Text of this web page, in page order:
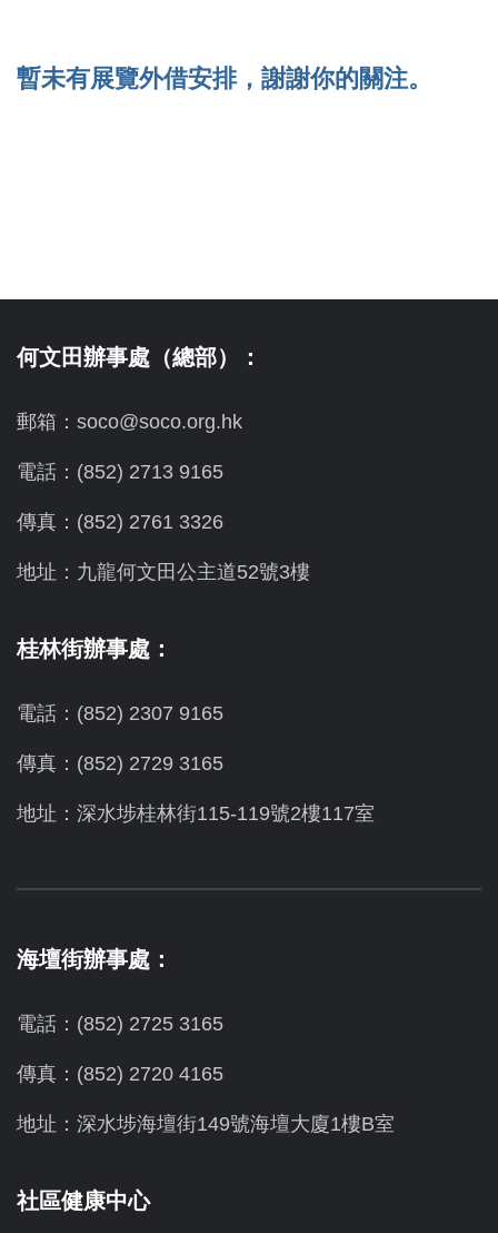
暫未有展覽外借安排，謝謝你的關注。
何文田辦事處（總部）：
郵箱：soco@soco.org.hk
電話：(852) 2713 9165
傳真：(852) 2761 3326
地址：九龍何文田公主道52號3樓
桂林街辦事處：
電話：(852) 2307 9165
傳真：(852) 2729 3165
地址：深水埗桂林街115-119號2樓117室
海壇街辦事處：
電話：(852) 2725 3165
傳真：(852) 2720 4165
地址：深水埗海壇街149號海壇大廈1樓B室
社區健康中心